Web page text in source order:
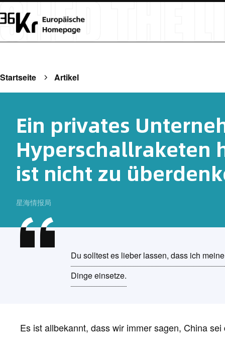
Startseite Artikel
Ein privates
Hyperschallraketen
ist nicht zu
星海情报局
Du solltest es lieber lassen, dass ich
Dinge einsetze.
Es ist allbekannt, dass wir immer sagen, China